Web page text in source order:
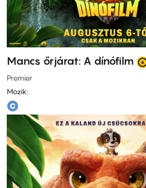
Mancs őrjárat: A dínófilm
Premier
Mozik: